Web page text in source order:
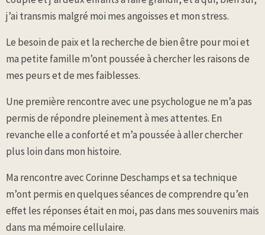
j’ai transmis malgré moi mes angoisses et mon stress.
Le besoin de paix et la recherche de bien être pour moi et
ma petite famille m’ont poussée à chercher les raisons de
mes peurs et de mes faiblesses.
Une première rencontre avec une psychologue ne m’a pas
permis de répondre pleinement à mes attentes. En
revanche elle a conforté et m’a poussée à aller chercher
plus loin dans mon histoire.
Ma rencontre avec Corinne Deschamps et sa technique
m’ont permis en quelques séances de comprendre qu’en
effet les réponses était en moi, pas dans mes souvenirs mais
dans ma mémoire cellulaire.